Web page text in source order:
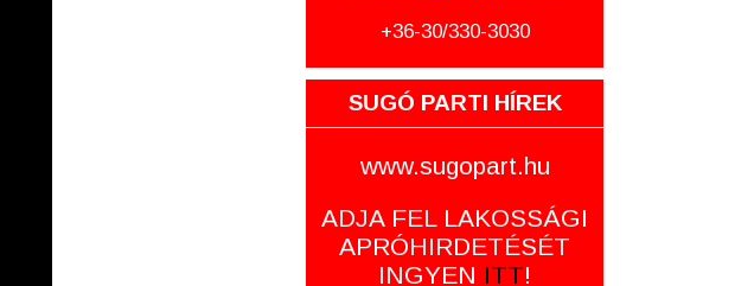
+36-30/330-3030
SUGÓ PARTI HÍREK
www.sugopart.hu
ADJA FEL LAKOSSÁGI
APRÓHIRDETÉSÉT
INGYEN ITT!